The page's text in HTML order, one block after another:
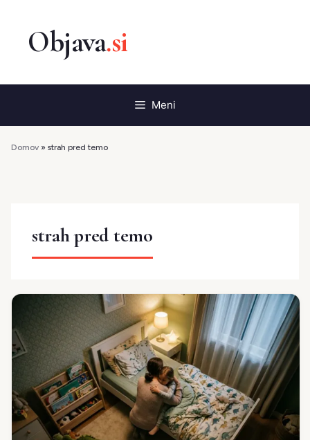
vsebino
Meni
Domov » strah pred temo
strah pred temo